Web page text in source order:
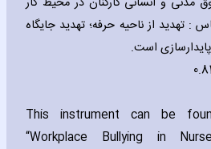
: تهدید از ناحیه حرفه؛ تهدید جایگاه
است.
This instrument can be
“Workplace Bullying in